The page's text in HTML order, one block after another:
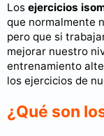
Los ejercicios
que normalmente
pero que si
mejorar nuestro
entrenamiento
los ejercicios de
¿Qué son